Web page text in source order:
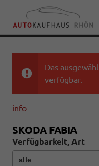
Das
verfügbar.
info
SKODA FABIA
Verfügbarkeit, Art